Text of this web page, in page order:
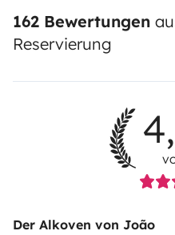
162 Bewertungen
Reservierung
Der Alkoven von João